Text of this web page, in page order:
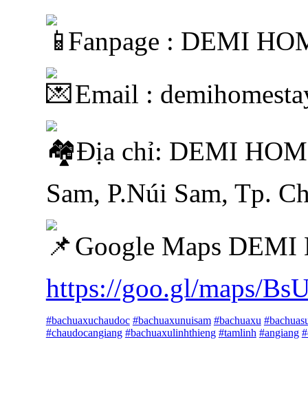
Fanpage : DEMI
Email :
Địa chỉ: DEMI
Sam, P.Núi Sam, Tp.
Google Maps DEMI
https://goo.gl/maps/
#bachuaxuchaudoc #bachuaxunuisam #bachuaxu
#chaudocangiang #bachuaxulinhthieng #tamlinh #angiang